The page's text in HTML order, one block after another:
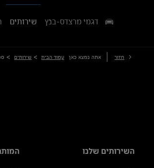
דגמי מרצדס-בנץ שירותים
חזור אתה נמצא כאן עמוד הבית > שירותים >
השירותים שלנו